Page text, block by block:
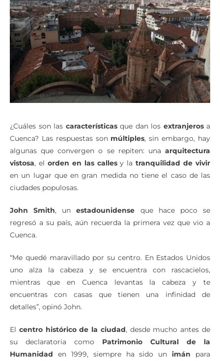
¿Cuáles son las característicasque dan los extranjerosa
Cuenca? Las respuestas son múltiples, sin embargo, hay
algunas que convergen o se repiten: una arquitectura
vistosa, el orden en las callesy latranquilidad de vivir
en un lugar que en gran medida no tiene el caso de las
ciudades populosas.
John Smith, unestadounidense que hace poco se
regresó a su país, aún recuerda la primera vez que vio a
Cuenca.
“Me quedé maravillado por su centro. En Estados Unidos
uno alza la cabeza y se encuentra con rascacielos,
mientras que en Cuenca levantas la cabeza y te
encuentras con casas que tienen una infinidad de
detalles”, opinó John.
El centro histórico de la ciudad, desde mucho antes de
su declaratoria como Patrimonio Cultural de la
Humanidad en 1999, siempre ha sido un imán para